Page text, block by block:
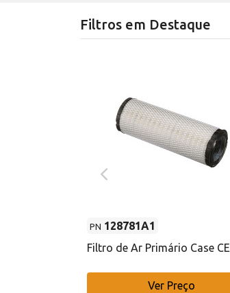
Filtros em Destaque
PN 128781A1
Filtro de Ar Primário Case CE
Ver Preço